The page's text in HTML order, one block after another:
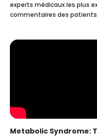
experts médicaux les plus
commentaires des
Metabolic Syndrome: